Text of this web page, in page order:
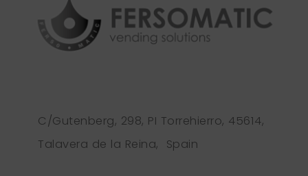
C/Gutenberg, 298, PI Torrehierro, 45614,
Talavera de la Reina, Spain